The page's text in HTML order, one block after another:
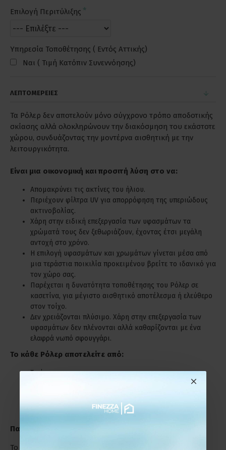
Επιλογή Περιτύλιξης
Υπηρεσία Τοποθέτησης ( Εντός Αττικής)
Ναι ( Τιμή Κατόπιν Συνεννόησης)
ΛΕΠΤΟΜΕΡΕΙΕΣ
Τα Ρόλερ δεν αποτελούν μόνο σύγχρονο τρόπο αποδοτικής
σκίασης αλλά ολοκληρώνουν την διακόσμηση του εκάστοτε
χώρου, συνδυάζοντας την μοντέρνα αισθητική με την
λειτουργικότητα.
Είναι μια οικονομική και προσιτή λύση στο να:
Απομακρύνει τις ακτίνες του ήλιου.
Περιέχουν φίλτρα UV για απορρόφηση της υπεριώδους
ακτινοβολίας.
Χάρη στην ειδική επεξεργασία των υφασμάτων τα
χρώματά τους δεν ξεθωριάζουν, έχοντας έτσι μεγάλη
αντοχή στο χρόνο.
Η επιλογή υφασμάτων και χρωμάτων γίνεται μέσα από
μια τεράστια ποικιλία προκειμένου βρείτε το ιδανικό για
τον χώρο σας.
Παρέχεται η δυνατότητα τοποθέτησης του Ρόλερ σε
κασετίνα, για μέγιστο αισθητικό αποτέλεσμα ή ελεύθερο
στον τοίχο.
Δεν χρειάζονται πλύσιμο. Χάρη στην επεξεργασία των
υφασμάτων δεν πλένονται αλλά καθαρίζονται με ένα
ελαφρά νωπό σφουγγάρι.
Το κάθε Ρόλερ αποτελείτε από:
Το ύφασμα.
Παράδειγμα Μέτρησης
Το Ρόλερ μπορεί να τοποθετηθεί :